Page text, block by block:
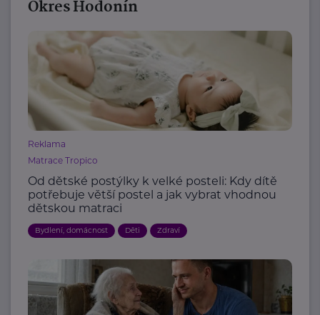
Okres Hodonín
Reklama
Matrace Tropico
Od dětské postýlky k velké posteli: Kdy dítě
potřebuje větší postel a jak vybrat vhodnou
dětskou matraci
Bydlení, domácnost Děti Zdraví